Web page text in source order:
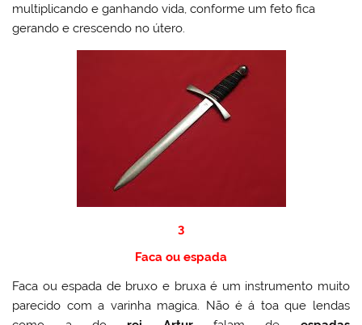
multiplicando e ganhando vida, conforme um feto fica
gerando e crescendo no útero.
3
Faca ou espada
Faca ou espada de bruxo e bruxa é um instrumento muito
parecido com a varinha magica. Não é á toa que lendas